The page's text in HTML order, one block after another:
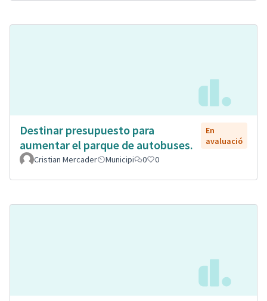
Destinar presupuesto para
aumentar el parque de autobuses.
En
avaluació
Cristian Mercader
Municipi 0 0